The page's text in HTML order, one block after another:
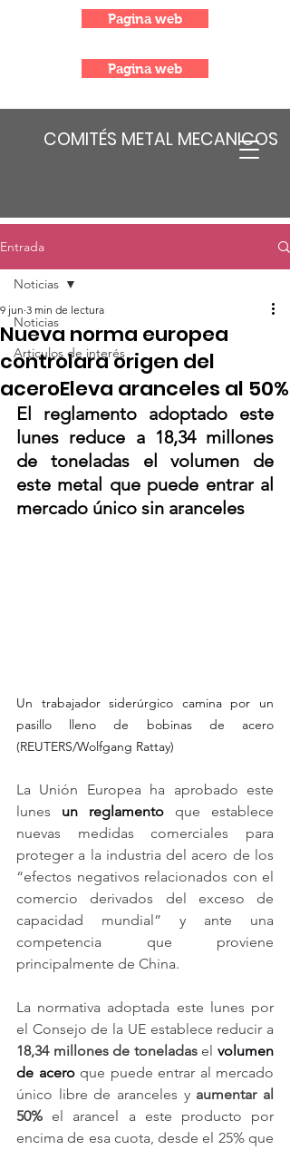
COMITÉS METAL MECANICOS
Pagina web
Pagina web
Entrada
Noticias
Articulos de interés
Noticias
Nueva norma europea
controlara origen del
aceroEleva aranceles al 50%
9 jun 3 min de lectura
El reglamento adoptado este
lunes reduce a 18,34 millones
de toneladas el volumen de
este metal que puede entrar al
mercado único sin aranceles
Un trabajador siderúrgico camina por un
pasillo lleno de bobinas de acero
(REUTERS/Wolfgang Rattay)
La Unión Europea ha aprobado este
lunes un reglamento que establece
nuevas medidas comerciales para
proteger a la industria del acero de los
“efectos negativos relacionados con el
comercio derivados del exceso de
capacidad mundial” y ante una
competencia que proviene
principalmente de China.
La normativa adoptada este lunes por
18,34 millones de toneladas el volumen
de acero que puede entrar al mercado
único libre de aranceles y aumentar al
50% el arancel a este producto por
encima de esa cuota, desde el 25% que